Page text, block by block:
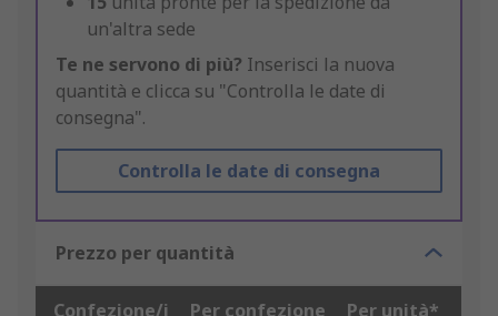
un'altra sede
Te ne servono di più? Inserisci la nuova
quantità e clicca su "Controlla le date di
consegna".
Controlla le date di consegna
Prezzo per quantità
Confezione/i Per confezione Per unità*